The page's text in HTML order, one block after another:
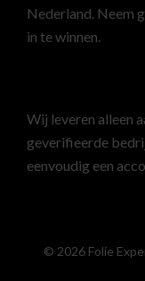
Nederland. Neem
in te winnen.
Wij leveren alleen
geverifieerde
eenvoudig een
© 2026 Folie